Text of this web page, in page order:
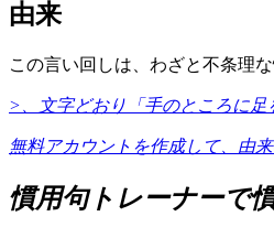
由来
この言い回しは、わざと不条理
>、文字どおり「手のところに
無料アカウントを作成して、由
慣用句トレーナーで